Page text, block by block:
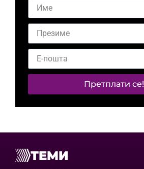
Претплати се!
ТЕМИ